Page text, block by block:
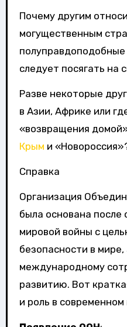
Почему другим
могущественным
следует посягать на
Разве некоторые
в Азии, Африке или
«возвращения
Крым и
Справка
Организация
была основана после
мировой войны с
безопасности в
международному
развитию. Вот
и роль в современном